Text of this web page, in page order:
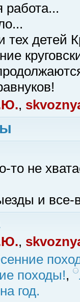
детей
,
то не
и все-
,
походы!,
год.